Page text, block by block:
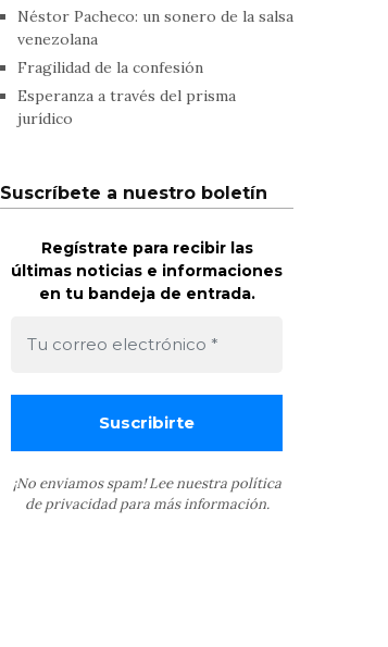
Néstor Pacheco: un sonero de la salsa
venezolana
Fragilidad de la confesión
Esperanza a través del prisma
jurídico
Suscríbete a nuestro boletín
Regístrate para recibir las
últimas noticias e informaciones
en tu bandeja de entrada.
¡No enviamos spam! Lee nuestra política
de privacidadpara más información.